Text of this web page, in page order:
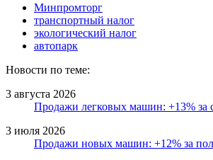
Минпромторг
транспортный налог
экологический налог
автопарк
Новости по теме:
3 августа 2026
Продажи легковых машин: +13% за
3 июля 2026
Продажи новых машин: +12% за